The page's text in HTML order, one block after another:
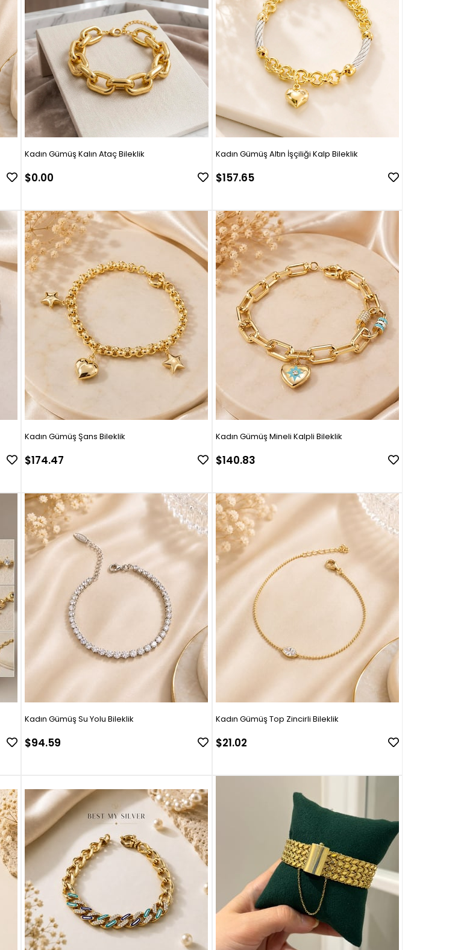
Kadın Gümüş Kalın Ataç Bileklik
$0.00
Kadın Gümüş Altın İşçiliği Kalp Bileklik
$157.65
Kadın Gümüş Şans Bileklik
$174.47
Kadın Gümüş Mineli Kalpli Bileklik
$140.83
Kadın Gümüş Su Yolu Bileklik
$94.59
Kadın Gümüş Top Zincirli Bileklik
$21.02